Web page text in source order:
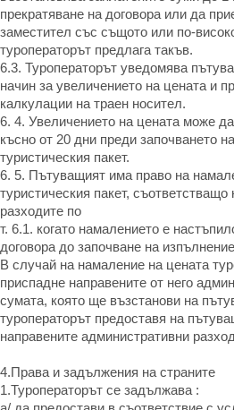
прекратяване на договора или да
заместител със същото или по-
туроператорът предлага такъв.
6.3. Туроператорът уведомява
начин за увеличението на цената и
калкулации на траен носител.
6. 4. Увеличението на цената може
късно от 20 дни преди започването
туристическия пакет.
6. 5. Пътуващият има право на
туристическия пакет,
разходите по
т. 6.1. когато намалението е
договора до започване на
В случай на намаление на цената
приспадне направените от него
сумата, която ще възстанови на
туроператорът предоставя на
направените административни
4.Права и задължения на страните
1.Туроператорът се задължава :